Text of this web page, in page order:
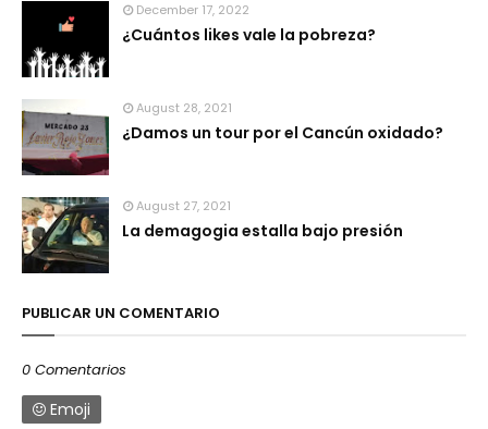
December 17, 2022
¿Cuántos likes vale la pobreza?
August 28, 2021
¿Damos un tour por el Cancún oxidado?
August 27, 2021
La demagogia estalla bajo presión
PUBLICAR UN COMENTARIO
0 Comentarios
Emoji